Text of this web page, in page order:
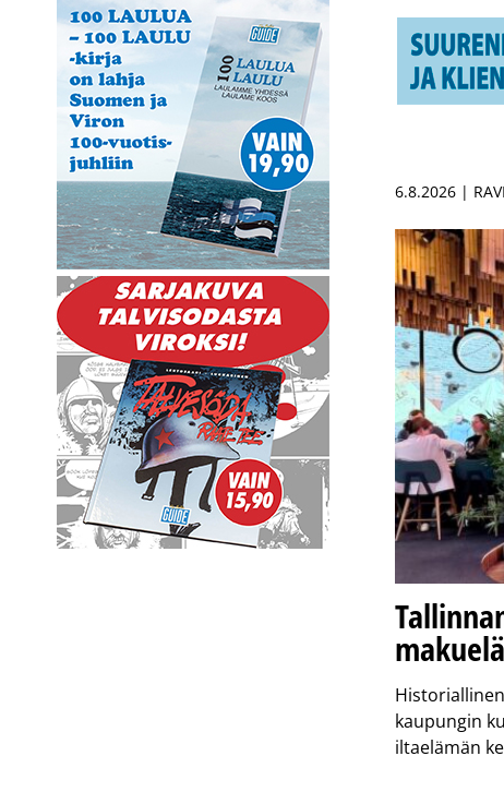
6.8.2026 |
kaupungin
iltaelämän